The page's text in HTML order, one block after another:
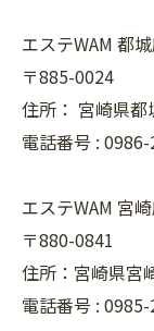
エステWAM 都
〒885-0024
住所： 宮崎県都
電話番号 : 0986-
エステWAM 宮
〒880-0841
住所：宮崎県宮
電話番号 : 0985-